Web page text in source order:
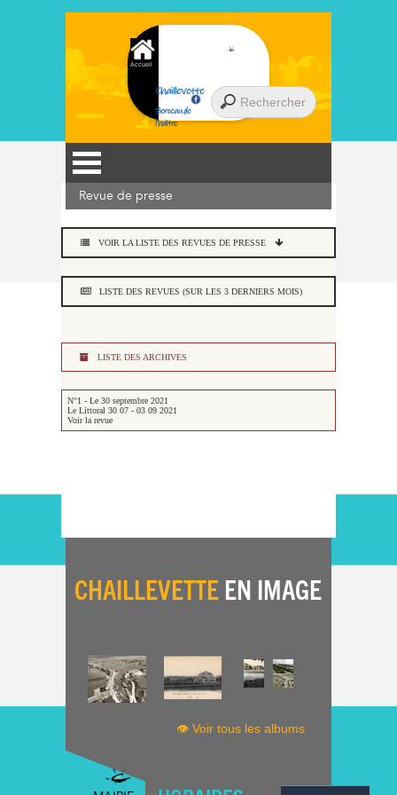
Accueil
Chaillevette
Berceau de
l'huître
Revue de presse
VOIR LA LISTE DES REVUES DE PRESSE
LISTE DES REVUES (SUR LES 3 DERNIERS MOIS)
LISTE DES ARCHIVES
N°1 - Le 30 septembre 2021
Le Littoral 30 07 - 03 09 2021
Voir la revue
CHAILLEVETTE EN IMAGE
👁 Voir tous les albums